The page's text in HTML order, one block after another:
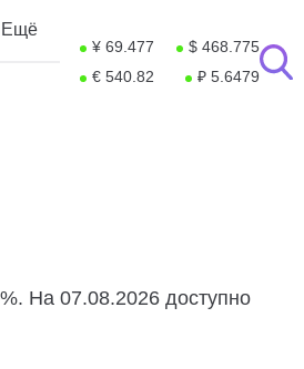
Ещё
¥ 69.477
$ 468.775
€ 540.82
₽ 5.6479
На 07.08.2026 доступно